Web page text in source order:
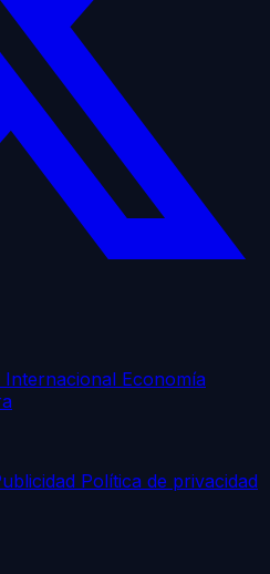
Internacional Economía
Política de privacidad